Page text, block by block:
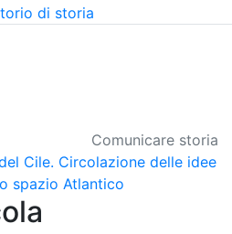
Comunicare storia